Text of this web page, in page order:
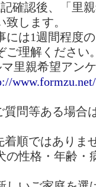
確認後、「里
します。
は1週間程度の
理解ください
親希望アンケ
ある場合は
ではありま
・年齢・病気